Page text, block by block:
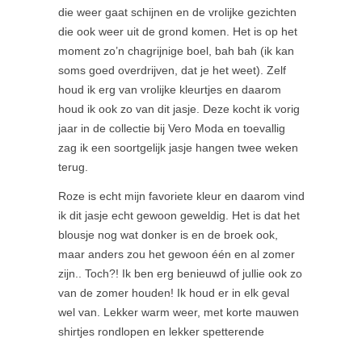
die weer gaat schijnen en de vrolijke gezichten
die ook weer uit de grond komen. Het is op het
moment zo’n chagrijnige boel, bah bah (ik kan
soms goed overdrijven, dat je het weet). Zelf
houd ik erg van vrolijke kleurtjes en daarom
houd ik ook zo van dit jasje. Deze kocht ik vorig
jaar in de collectie bij Vero Moda en toevallig
zag ik een soortgelijk jasje hangen twee weken
terug.
Roze is echt mijn favoriete kleur en daarom vind
ik dit jasje echt gewoon geweldig. Het is dat het
blousje nog wat donker is en de broek ook,
maar anders zou het gewoon één en al zomer
zijn.. Toch?! Ik ben erg benieuwd of jullie ook zo
van de zomer houden! Ik houd er in elk geval
wel van. Lekker warm weer, met korte mauwen
shirtjes rondlopen en lekker spetterende